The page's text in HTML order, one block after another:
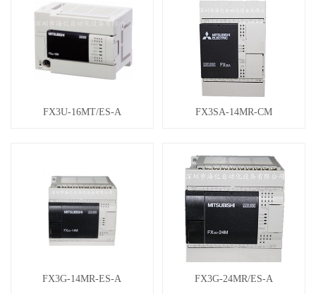
FX3U-16MT/ES-A FX3SA-14MR-CM
FX3G-14MR-ES-A FX3G-24MR/ES-A